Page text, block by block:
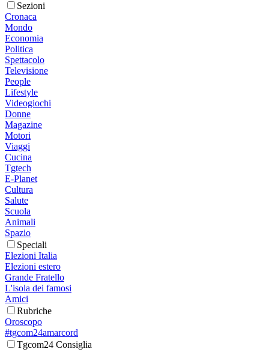
Sezioni
Cronaca
Mondo
Economia
Politica
Spettacolo
Televisione
People
Lifestyle
Videogiochi
Donne
Magazine
Motori
Viaggi
Cucina
Tgtech
E-Planet
Cultura
Salute
Scuola
Animali
Spazio
Speciali
Elezioni Italia
Elezioni estero
Grande Fratello
L'isola dei famosi
Amici
Rubriche
Oroscopo
#tgcom24amarcord
Tgcom24 Consiglia